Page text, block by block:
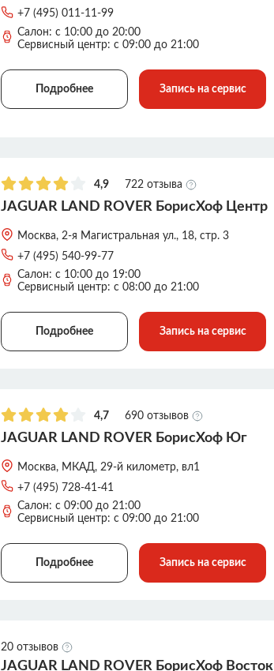
+7 (495) 011-11-99
Салон: с 10:00 до 20:00
Сервисный центр: с 09:00 до 21:00
Подробнее Запись на сервис
4,9 722 отзыва
JAGUAR LAND ROVER БорисХоф Центр
Москва, 2-я Магистральная ул., 18, стр. 3
+7 (495) 540-99-77
Салон: с 10:00 до 19:00
Сервисный центр: с 08:00 до 21:00
Подробнее Запись на сервис
4,7 690 отзывов
JAGUAR LAND ROVER БорисХоф Юг
Москва, МКАД, 29-й километр, вл1
+7 (495) 728-41-41
Салон: с 09:00 до 21:00
Сервисный центр: с 09:00 до 21:00
Подробнее Запись на сервис
20 отзывов
JAGUAR LAND ROVER БорисХоф Восток